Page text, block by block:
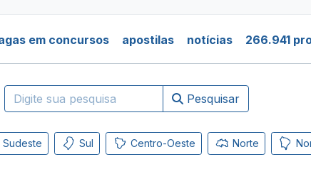
em concursos apostilas notícias 266.941
Pesquisar
Sudeste Sul Centro-Oeste Norte